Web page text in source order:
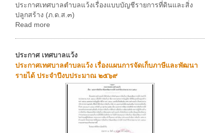
ประกาศเทศบาลตำบลแว้งเรื่องแบบบัญชีรายการที่ดินและสิ่ง
ปลูกสร้าง (ภ.ด.ส.๓)
Read more
ประกาศ เทศบาลแว้ง
ประกาศเทศบาลตำบลแว้ง เรื่องแผนการจัดเก็บภาษีและพัฒนา
รายได้ ประจำปีงบประมาณ ๒๕๖๙